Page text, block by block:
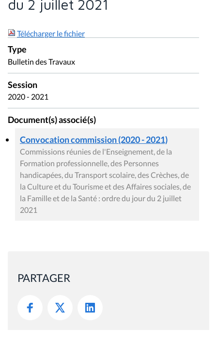
du 2 juillet 2021
Télécharger le fichier
Type
Bulletin des Travaux
Session
2020 - 2021
Document(s) associé(s)
Convocation commission (2020 - 2021)
Commissions réunies de l'Enseignement, de la
Formation professionnelle, des Personnes
handicapées, du Transport scolaire, des Crèches, de
la Culture et du Tourisme et des Affaires sociales, de
la Famille et de la Santé : ordre du jour du 2 juillet
2021
PARTAGER